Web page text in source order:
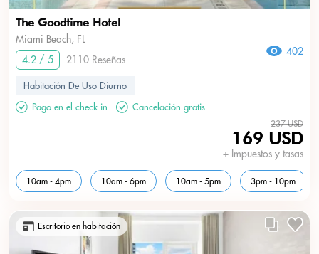
The Goodtime Hotel
Miami Beach, FL
4.2 / 5
2110 Reseñas
402
Habitación De Uso Diurno
Pago en el check-in
Cancelación gratis
237 USD
169 USD
+ Impuestos y tasas
10am - 4pm 10am - 6pm 10am - 5pm 3pm - 10pm
Escritorio en habitación